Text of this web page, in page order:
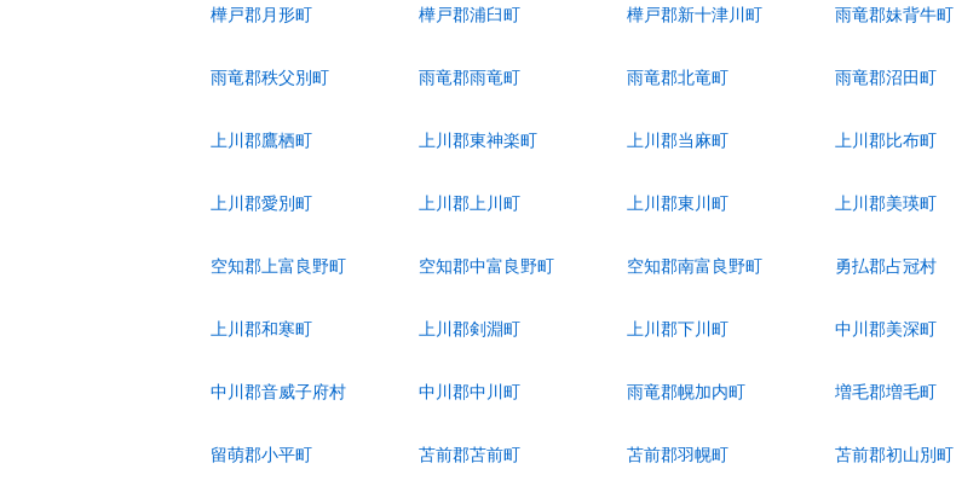
樺戸郡月形町 樺戸郡浦臼町 樺戸郡新十津川町 雨竜郡妹背牛町
雨竜郡秩父別町 雨竜郡雨竜町 雨竜郡北竜町 雨竜郡沼田町
上川郡鷹栖町 上川郡東神楽町 上川郡当麻町 上川郡比布町
上川郡愛別町 上川郡上川町 上川郡東川町 上川郡美瑛町
空知郡上富良野町 空知郡中富良野町 空知郡南富良野町 勇払郡占冠村
上川郡和寒町 上川郡剣淵町 上川郡下川町 中川郡美深町
中川郡音威子府村 中川郡中川町 雨竜郡幌加内町 増毛郡増毛町
留萌郡小平町 苫前郡苫前町 苫前郡羽幌町 苫前郡初山別町